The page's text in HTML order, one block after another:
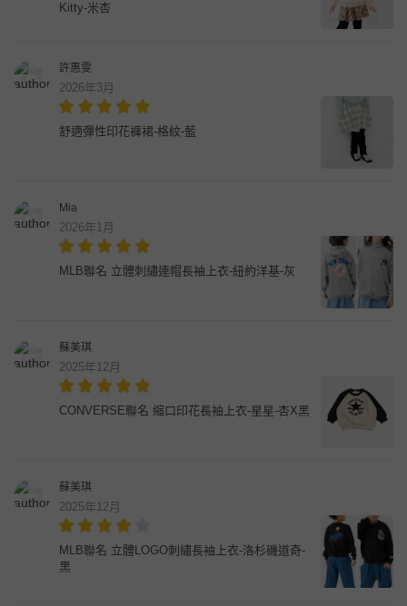
Kitty-米杏
許惠雯
2026年3月
舒適彈性印花褲裙-格紋-藍
Mia
2026年1月
MLB聯名 立體刺繡連帽長袖上衣-紐約洋基-灰
蘇美琪
2025年12月
CONVERSE聯名 縮口印花長袖上衣-星星-杏X黑
蘇美琪
2025年12月
MLB聯名 立體LOGO刺繡長袖上衣-洛杉磯道奇-
黑